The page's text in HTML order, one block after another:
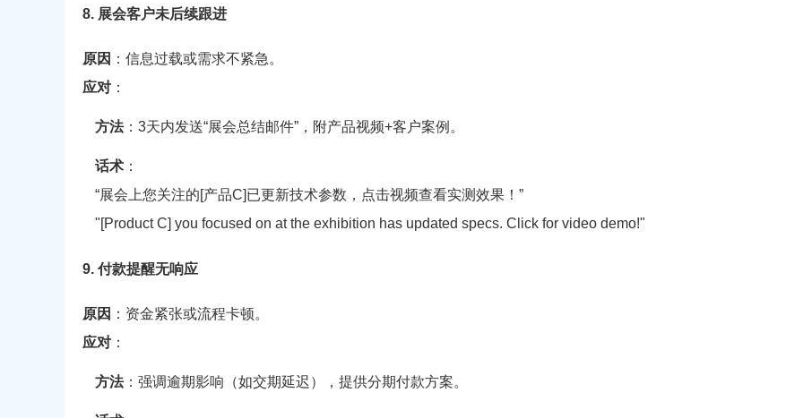
8. 展会客户未后续跟进
原因 ：信息过载或需求不紧急。
应对 ：
方法：3天内发送“展会总结邮件”，附产品视频+客户案例。
话术 ：
“展会上您关注的[产品C]已更新技术参数，点击视频查看实测效果！”
"[Product C] you focused on at the exhibition has updated specs. Click for video demo!"
9. 付款提醒无响应
原因 ：资金紧张或流程卡顿。
应对 ：
方法：强调逾期影响（如交期延迟），提供分期付款方案。